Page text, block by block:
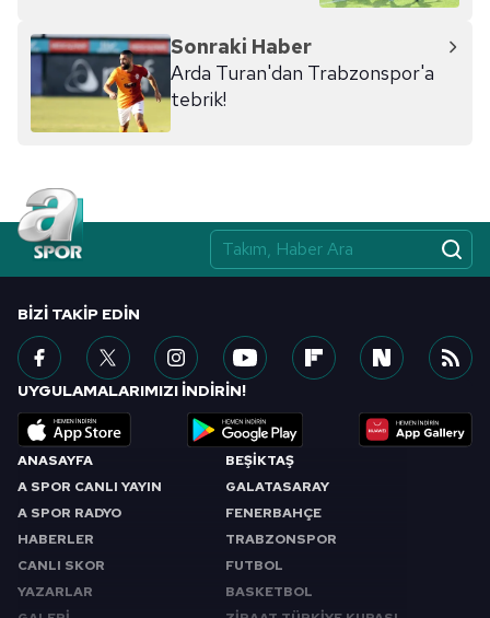
Sonraki Haber
Arda Turan'dan Trabzonspor'a
tebrik!
ANASAYFA
A SPOR CANLI YAYIN
A SPOR RADYO
HABERLER
CANLI SKOR
YAZARLAR
BEŞİKTAŞ
GALATASARAY
FENERBAHÇE
TRABZONSPOR
FUTBOL
BASKETBOL
BIZI TAKIP EDIN
UYGULAMALARIMIZI İNDİRİN!